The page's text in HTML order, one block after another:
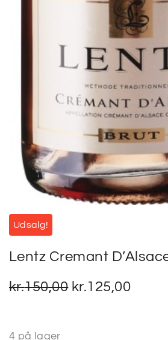
Udsalg!
Lentz Cremant
kr.150,00 kr.125,00
4 på lager